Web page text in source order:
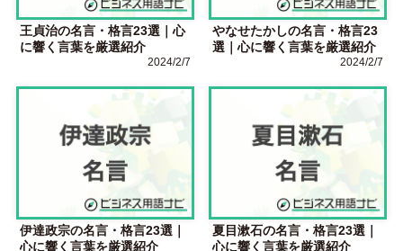
王貞治の名言・格言23選｜心
に響く言葉を厳選紹介
2024/2/7
やなせたかしの名言・格言23
選｜心に響く言葉を厳選紹介
2024/2/7
伊達政宗の名言・格言23選｜
心に響く言葉を厳選紹介
夏目漱石の名言・格言23選｜
心に響く言葉を厳選紹介